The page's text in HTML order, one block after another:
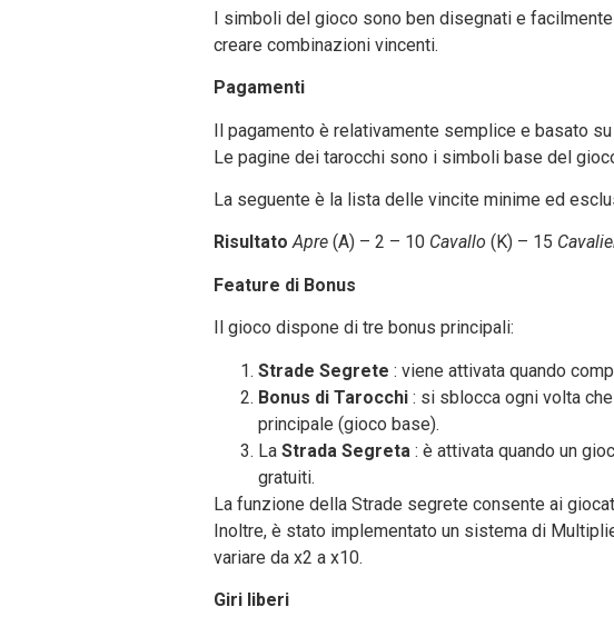
I simboli del gioco sono ben disegnati e
creare combinazioni vincenti.
Pagamenti
Il pagamento è relativamente semplice e basato
Le pagine dei tarocchi sono i simboli base del
La seguente è la lista delle vincite minime ed
RisultatoApre (A) – 2 – 10 Cavallo (K) – 15
Feature di Bonus
Il gioco dispone di tre bonus principali:
Strade Segrete : viene attivata quando
Bonus di Tarocchi : si sblocca ogni volta
principale (gioco base).
La Strada Segreta : è attivata quando un
gratuiti.
La funzione della Strade segrete consente ai
Inoltre, è stato implementato un sistema di
variare da x2 a x10.
Giri liberi